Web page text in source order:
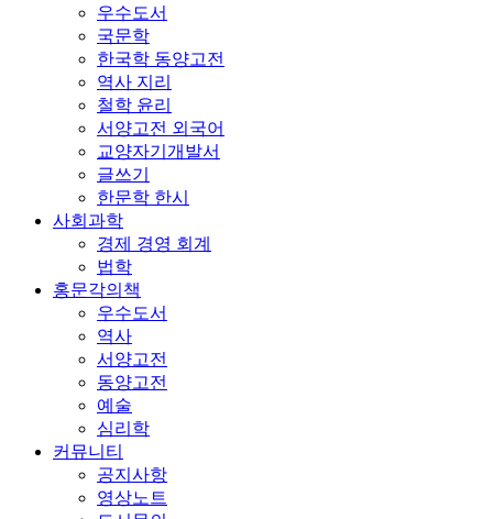
우수도서
국문학
한국학 동양고전
역사 지리
철학 윤리
서양고전 외국어
교양자기개발서
글쓰기
한문학 한시
사회과학
경제 경영 회계
법학
홍문각의책
우수도서
역사
서양고전
동양고전
예술
심리학
커뮤니티
공지사항
영상노트